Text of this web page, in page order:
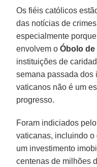
Os fiéis católicos
das notícias de
especialmente
envolvem oÓbolo de
instituições de
semana passada dos
vaticanos não é um
progresso.
Foram indiciados
vaticanas, incluindo o
um investimento
centenas de milhões